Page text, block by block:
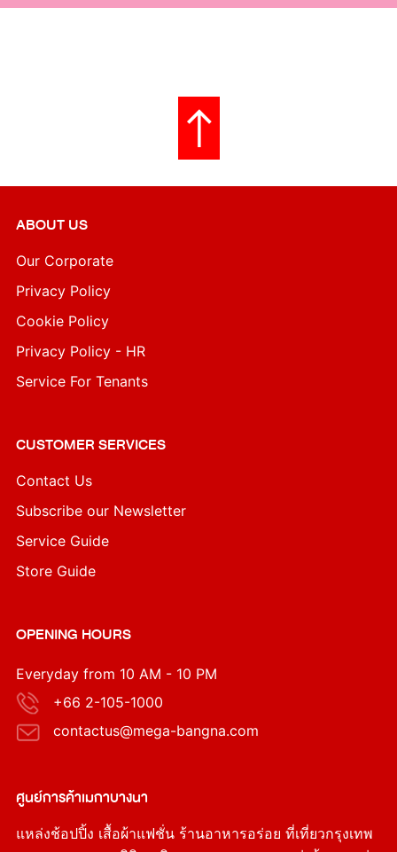
ABOUT US
Our Corporate
Privacy Policy
Cookie Policy
Privacy Policy - HR
Service For Tenants
CUSTOMER SERVICES
Contact Us
Subscribe our Newsletter
Service Guide
Store Guide
OPENING HOURS
Everyday from 10 AM - 10 PM
+66 2-105-1000
contactus@mega-bangna.com
ศูนย์การค้าเมกาบางนา
แหล่งช้อปปิ้ง เสื้อผ้าแฟชั่น ร้านอาหารอร่อย ที่เที่ยวกรุงเทพ